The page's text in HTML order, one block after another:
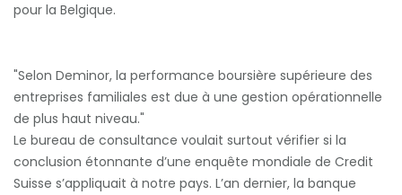
pour la Belgique.
Selon Deminor, la performance boursière supérieure des
entreprises familiales est due à une gestion opérationnelle
de plus haut niveau.
Le bureau de consultance voulait surtout vérifier si la
conclusion étonnante d’une enquête mondiale de Credit
Suisse s’appliquait à notre pays. L’an dernier, la banque